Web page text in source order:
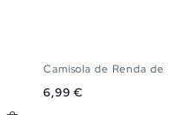
Camisola de Renda de
Preço
6,99 €